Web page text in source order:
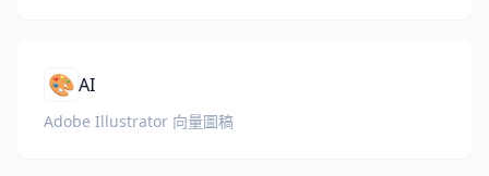
🎨AI
Adobe Illustrator 向量圖稿